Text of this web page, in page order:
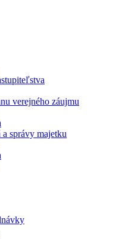
verejného záujmu
správy majetku